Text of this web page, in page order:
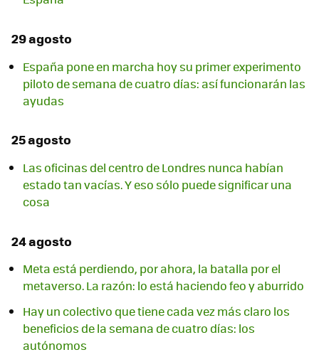
29 agosto
España pone en marcha hoy su primer experimento
piloto de semana de cuatro días: así funcionarán las
ayudas
25 agosto
Las oficinas del centro de Londres nunca habían
estado tan vacías. Y eso sólo puede significar una
cosa
24 agosto
Meta está perdiendo, por ahora, la batalla por el
metaverso. La razón: lo está haciendo feo y aburrido
Hay un colectivo que tiene cada vez más claro los
beneficios de la semana de cuatro días: los
autónomos